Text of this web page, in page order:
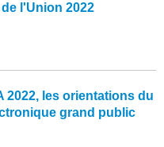
l'Union 2022
2022, les orientations du
grand public